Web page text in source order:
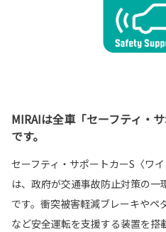
MIRAIは全車「セーフティ・
です。
セーフティ・サポートカーS〈ワ
は、政府が交通事故防止対策の一
です。衝突被害軽減ブレーキやペ
など安全運転を支援する装置を搭